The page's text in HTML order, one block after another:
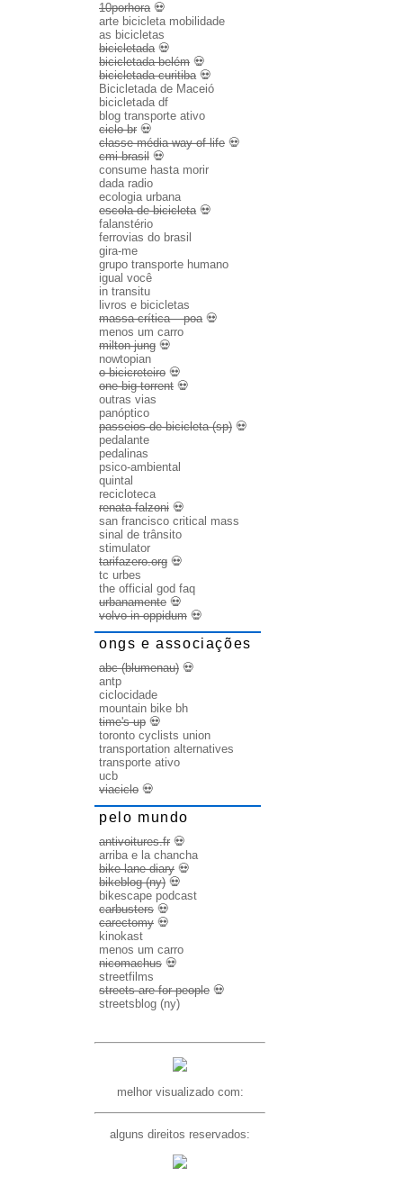
10porhora💀
arte bicicleta mobilidade
as bicicletas
bicicletada💀
bicicletada belém 💀
bicicletada curitiba💀
Bicicletada de Maceió
bicicletada df
blog transporte ativo
ciclo br 💀
classe média way of life 💀
cmi brasil 💀
consume hasta morir
dada radio
ecologia urbana
escola de bicicleta💀
falanstério
ferrovias do brasil
gira-me
grupo transporte humano
igual você
in transitu
livros e bicicletas
massa crítica – poa💀
menos um carro
milton jung 💀
nowtopian
o bicicreteiro 💀
one big torrent 💀
outras vias
panóptico
passeios de bicicleta (sp) 💀
pedalante
pedalinas
psico-ambiental
quintal
recicloteca
renata falzoni 💀
san francisco critical mass
sinal de trânsito
stimulator
tarifazero.org 💀
tc urbes
the official god faq
urbanamente 💀
volvo in oppidum 💀
ongs e associações
abc (blumenau) 💀
antp
ciclocidade
mountain bike bh
time's up 💀
toronto cyclists union
transportation alternatives
transporte ativo
ucb
viaciclo 💀
pelo mundo
antivoitures.fr 💀
arriba e la chancha
bike lane diary 💀
bikeblog (ny) 💀
bikescape podcast
carbusters 💀
carectomy 💀
kinokast
menos um carro
nicomachus 💀
streetfilms
streets are for people 💀
streetsblog (ny)
melhor visualizado com:
alguns direitos reservados: